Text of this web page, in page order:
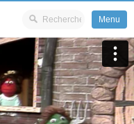
Menu